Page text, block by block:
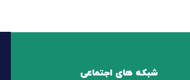
شبکه های اجتماعی